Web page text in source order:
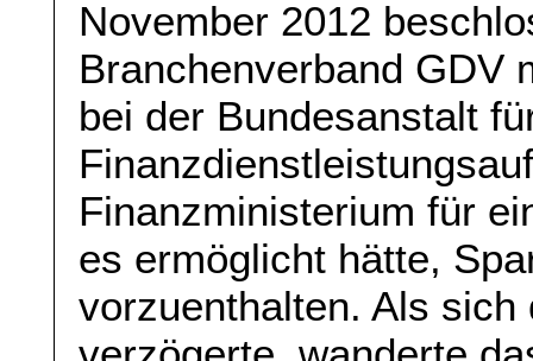
November 2012
Branchenverband GDV
bei der Bundesanstalt
Finanzministerium für
es ermöglicht hätte,
vorzuenthalten. Als sich